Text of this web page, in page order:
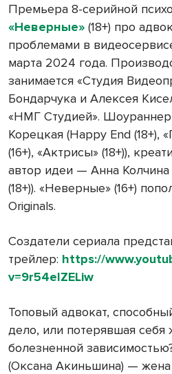
Премьера 8-серийной
«Неверные» (18+) про
проблемами в
марта 2024 года.
занимается «Студия
Бондарчука и Алексея
«НМГ Студией».
Корецкая (Happy End (18+),
(16+), «Актрисы» (18+)),
автор идеи — Анна Колчина
(18+)). «Неверные» (16+)
Originals.
Создатели сериала
трейлер: https://
v=9r54eIZELiw
Топовый адвокат,
дело, или потерявшая себя
болезненной
(Оксана Акиньшина) —